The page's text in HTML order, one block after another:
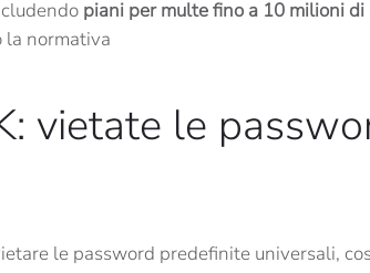
piani per multe fino a 10 milioni
la normativa
vietate le
le password predefinite universali,